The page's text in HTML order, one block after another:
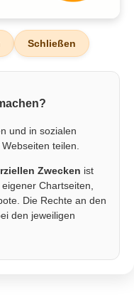
Schließen
und in sozialen
teilen.
Zwecken ist
Chartseiten,
Die Rechte an den
den jeweiligen